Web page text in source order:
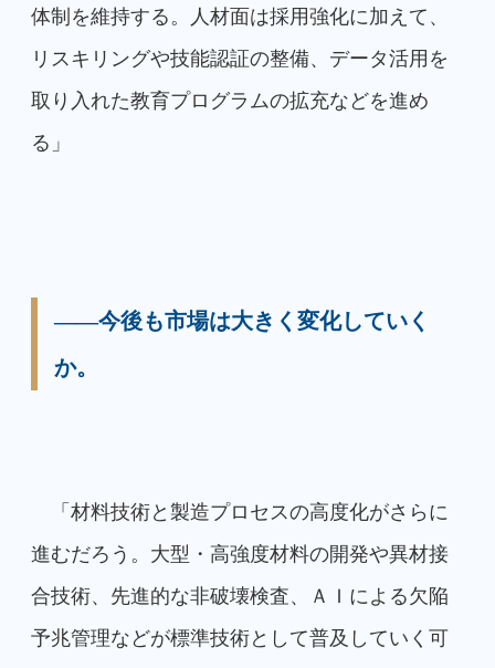
体制を維持する。人材面は採用強化に加えて、
リスキリングや技能認証の整備、データ活用を
取り入れた教育プログラムの拡充などを進め
る」
――今後も市場は大きく変化していく
か。
「材料技術と製造プロセスの高度化がさらに
進むだろう。大型・高強度材料の開発や異材接
合技術、先進的な非破壊検査、ＡＩによる欠陥
予兆管理などが標準技術として普及していく可